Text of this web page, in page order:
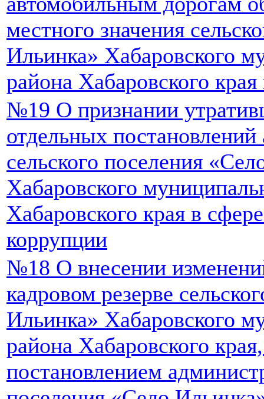
местного значения
Ильинка» Хабаровского
района Хабаровского
№19 О признании
отдельных
сельского поселения
Хабаровского
Хабаровского края в
коррупции
№18 О внесении
кадровом резерве
Ильинка» Хабаровского
района Хабаровского
постановлением